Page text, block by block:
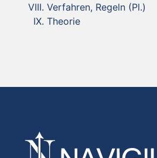
Verfahren, Regeln (Pl.)
Theorie